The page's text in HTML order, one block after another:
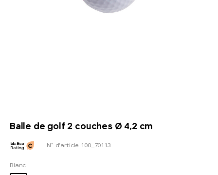
Balle de golf 2 couches Ø 4,2 cm
N° d'article 100_70113
Blanc